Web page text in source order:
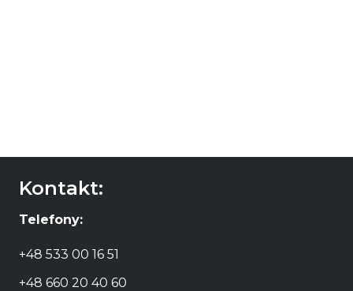
Kontakt:
Telefony:
+48 533 00 16 51
+48 660 20 40 60